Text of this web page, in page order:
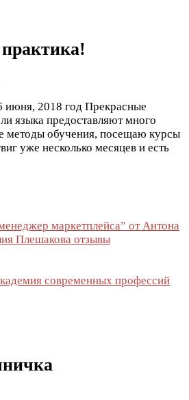
июня, 2018 год Прекрасные
языка предоставляют много
методы обучения, посещаю курсы
уже несколько месяцев и есть
маркетплейса” от Антона
Плешакова отзывы
современных профессий